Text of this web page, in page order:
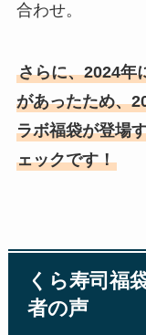
合わせ。
さらに、2024年
があったため、
ラボ福袋が登場
ェックです！
くら寿司福
者の声